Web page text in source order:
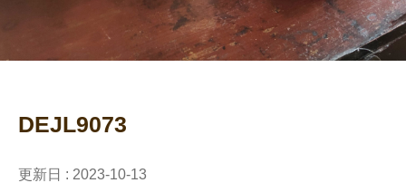
DEJL9073
更新日 : 2023-10-13